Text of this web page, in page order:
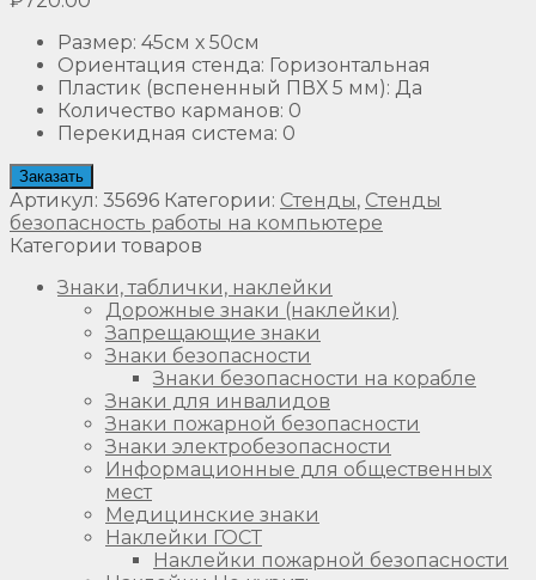
Размер: 45см х 50см
Ориентация стенда: Горизонтальная
Пластик (вспененный ПВХ 5 мм): Да
Количество карманов: 0
Перекидная система: 0
Заказать
Артикул: 35696 Категории: Стенды, Стенды
безопасность работы на компьютере
Категории товаров
Знаки, таблички, наклейки
Дорожные знаки (наклейки)
Запрещающие знаки
Знаки безопасности
Знаки безопасности на корабле
Знаки для инвалидов
Знаки пожарной безопасности
Знаки электробезопасности
Информационные для общественных
мест
Медицинские знаки
Наклейки ГОСТ
Наклейки пожарной безопасности